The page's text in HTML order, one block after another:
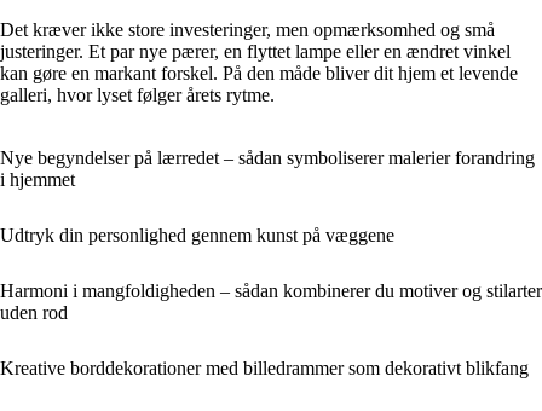
Det kræver ikke store investeringer, men opmærksomhed og små
justeringer. Et par nye pærer, en flyttet lampe eller en ændret vinkel
kan gøre en markant forskel. På den måde bliver dit hjem et levende
galleri, hvor lyset følger årets rytme.
Nye begyndelser på lærredet – sådan symboliserer malerier forandring
i hjemmet
Udtryk din personlighed gennem kunst på væggene
Harmoni i mangfoldigheden – sådan kombinerer du motiver og stilarter
uden rod
Kreative borddekorationer med billedrammer som dekorativt blikfang